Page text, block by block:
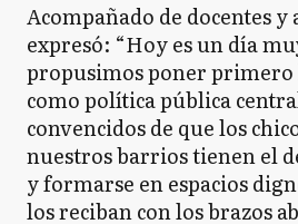
Acompañado de docentes
expresó: “Hoy es un día
propusimos poner primero
como política pública
convencidos de que los
nuestros barrios tienen el
y formarse en espacios
los reciban con los brazos